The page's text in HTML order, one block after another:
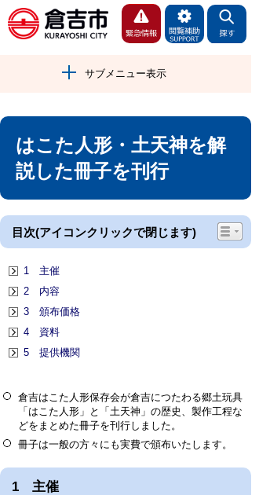
サブメニュー表示
はこた人形・土天神を解
説した冊子を刊行
目次(アイコンクリックで閉じます)
1 主催
2 内容
3 頒布価格
4 資料
5 提供機関
倉吉はこた人形保存会が倉吉につたわる郷土玩具
「はこた人形」と「土天神」の歴史、製作工程な
どをまとめた冊子を刊行しました。
冊子は一般の方々にも実費で頒布いたします。
1 主催